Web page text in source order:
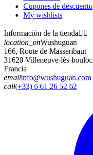
Cupones de descuento
My wishlists
Información de la tienda 
location_onWushuguan
166, Route de Masseribaut
31620 Villeneuve-lès-bouloc
Francia
emailinfo@wushuguan.com
call(+33) 6 61 26 52 62